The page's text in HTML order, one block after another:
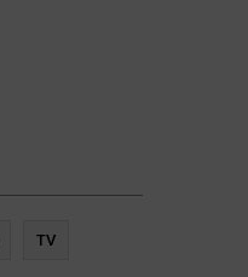
német politikának mielőbb
TV